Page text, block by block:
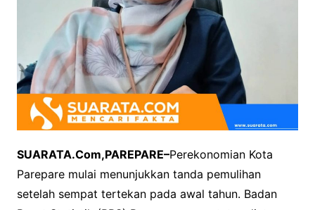
SUARATA.Com,PAREPARE–Perekonomian Kota
Parepare mulai menunjukkan tanda pemulihan
setelah sempat tertekan pada awal tahun. Badan